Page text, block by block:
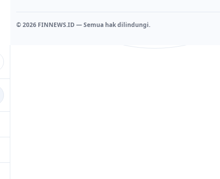
© 2026 FINNEWS.ID — Semua hak dilindungi.